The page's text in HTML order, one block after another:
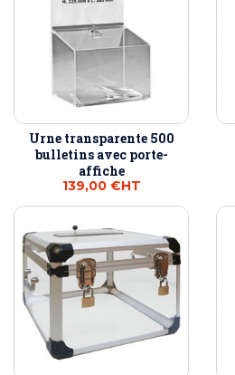
Urne transparente 500
bulletins avec porte-
affiche
139,00 €HT